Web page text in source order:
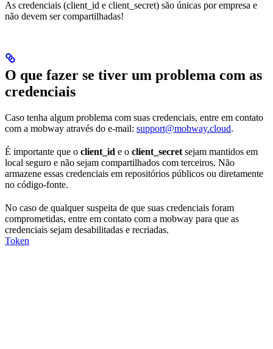
As credenciais (client_id e client_secret) são únicas por empresa e
não devem ser compartilhadas!
O que fazer se tiver um problema com as
credenciais
Caso tenha algum problema com suas credenciais, entre em contato
com a mobway através do e-mail: support@mobway.cloud.
É importante que o client_id e o client_secret sejam mantidos em
local seguro e não sejam compartilhados com terceiros. Não
armazene essas credenciais em repositórios públicos ou diretamente
no código-fonte.
No caso de qualquer suspeita de que suas credenciais foram
comprometidas, entre em contato com a mobway para que as
credenciais sejam desabilitadas e recriadas.
Token